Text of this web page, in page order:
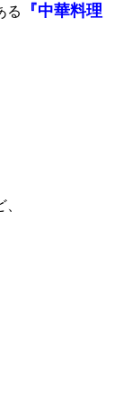
る
『中華料理